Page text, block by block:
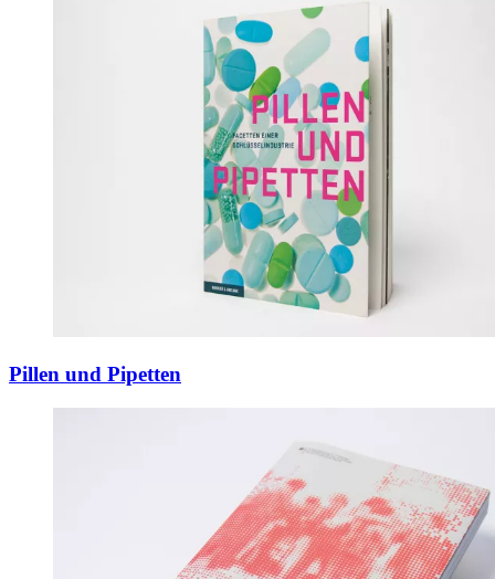
Pillen und Pipetten